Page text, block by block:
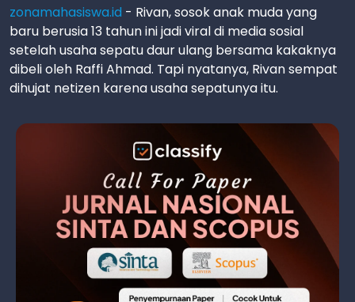
zonamahasiswa.id - Rivan, sosok anak muda yang
baru berusia 13 tahun ini jadi viral di media sosial
setelah usaha sepatu daur ulang bersama kakaknya
dibeli oleh Raffi Ahmad. Tapi nyatanya, Rivan sempat
dihujat netizen karena usaha sepatunya itu.